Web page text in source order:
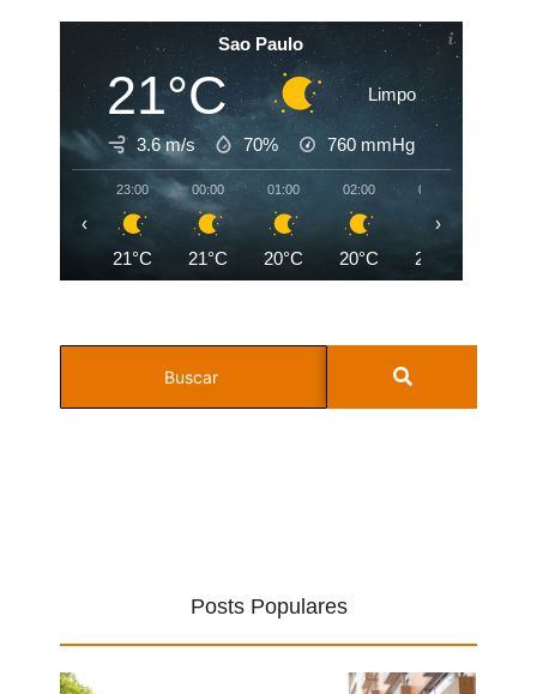
Sao Paulo
21°C Limpo
3.6 m/s 70% 760 mmHg
23:00
21°C
00:00
21°C
01:00
20°C
02:00
20°C
03:00
20°C
‹ ›
Posts Populares